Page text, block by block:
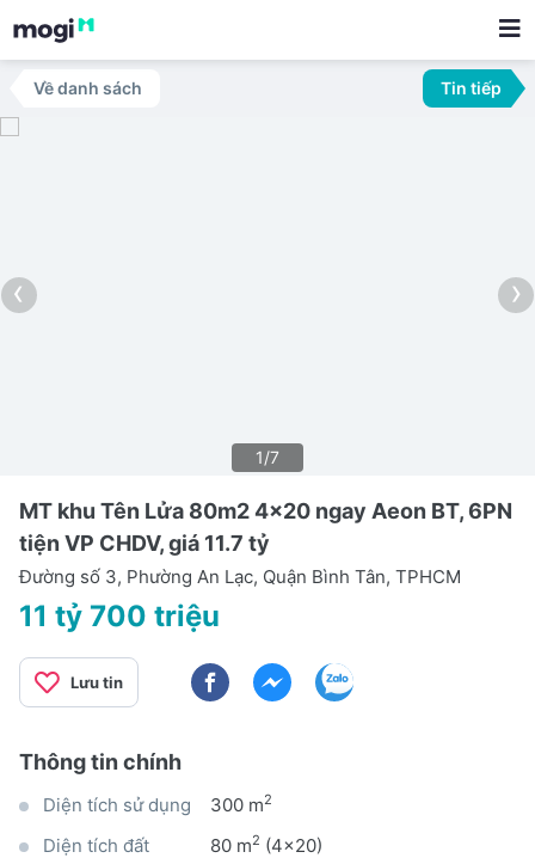
Về danh sách Tin tiếp
‹ ›
1/7
MT khu Tên Lửa 80m2 4x20 ngay Aeon BT, 6PN
tiện VP CHDV, giá 11.7 tỷ
Đường số 3, Phường An Lạc, Quận Bình Tân, TPHCM
11 tỷ 700 triệu
Lưu tin
Thông tin chính
Diện tích sử dụng 300 m2
Diện tích đất 80 m2 (4x20)